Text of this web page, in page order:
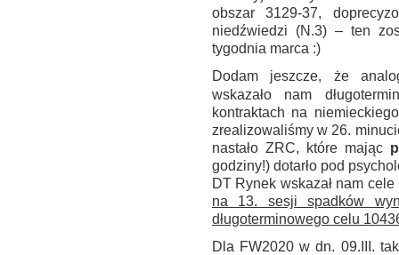
obszar 3129-37,
niedźwiedzi (N.3) – ten
tygodnia marca :)
Dodam jeszcze, że
wskazało nam
kontraktach na
zrealizowaliśmy w 26.
nastało ZRC, które mając
godziny!) dotarło pod
DT Rynek wskazał nam
na 13. sesji spadków
długoterminowego celu
Dla FW2020 w dn. 09.III.